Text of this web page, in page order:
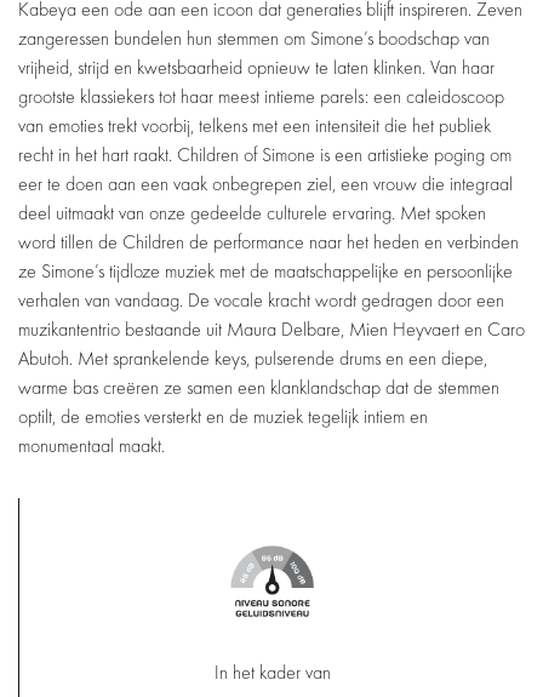
Kabeya een ode aan een icoon dat generaties blijft inspireren. Zeven
zangeressen bundelen hun stemmen om Simone’s boodschap van
vrijheid, strijd en kwetsbaarheid opnieuw te laten klinken. Van haar
grootste klassiekers tot haar meest intieme parels: een caleidoscoop
van emoties trekt voorbij, telkens met een intensiteit die het publiek
recht in het hart raakt. Children of Simone is een artistieke poging om
eer te doen aan een vaak onbegrepen ziel, een vrouw die integraal
deel uitmaakt van onze gedeelde culturele ervaring. Met spoken
word tillen de Children de performance naar het heden en verbinden
ze Simone’s tijdloze muziek met de maatschappelijke en persoonlijke
verhalen van vandaag. De vocale kracht wordt gedragen door een
muzikantentrio bestaande uit Maura Delbare, Mien Heyvaert en Caro
Abutoh. Met sprankelende keys, pulserende drums en een diepe,
warme bas creëren ze samen een klanklandschap dat de stemmen
optilt, de emoties versterkt en de muziek tegelijk intiem en
monumentaal maakt.
In het kader van
Inzoomen